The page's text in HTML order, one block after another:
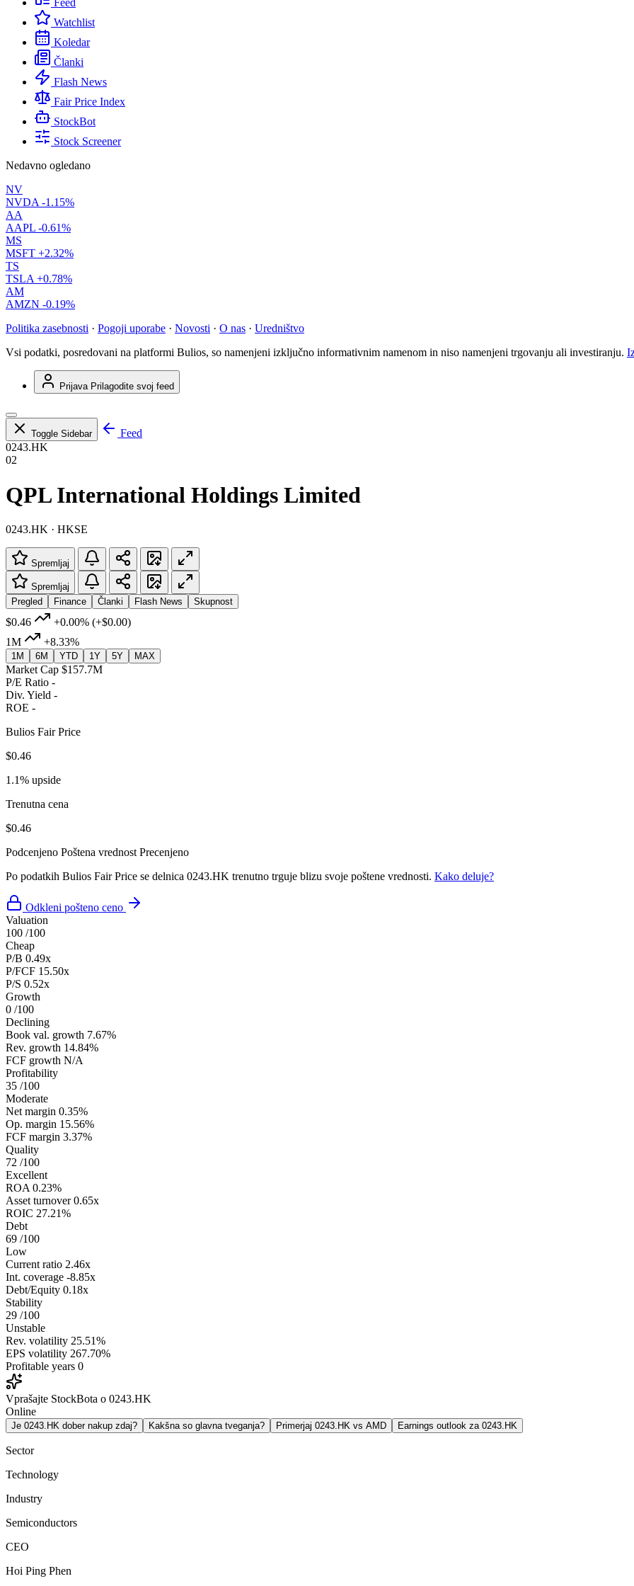
Feed
Watchlist
Koledar
Članki
Flash News
Fair Price Index
StockBot
Stock Screener
Nedavno ogledano
NV
NVDA -1.15%
AA
AAPL -0.61%
MS
MSFT +2.32%
TS
TSLA +0.78%
AM
AMZN -0.19%
Politika zasebnosti · Pogoji uporabe · Novosti · O nas · Uredništvo
Vsi podatki, posredovani na platformi Bulios, so namenjeni izključno informativnim namenom in niso namenjeni trgovanju ali investiranju.
Prijava Prilagodite svoj feed
Toggle Sidebar
Feed
0243.HK
02
QPL International Holdings Limited
0243.HK · HKSE
Spremljaj
Spremljaj
Pregled
Finance Članki Flash News Skupnost
$0.46 +0.00% (+$0.00)
1M
+8.33%
1M 6M YTD 1Y 5Y MAX
Market Cap $157.7M
P/E Ratio -
Div. Yield -
ROE -
Bulios Fair Price
$0.46
1.1% upside
Trenutna cena
$0.46
Podcenjeno Poštena vrednost Precenjeno
Po podatkih Bulios Fair Price se delnica 0243.HK trenutno trguje blizu svoje poštene vrednosti. Kako deluje?
Odkleni pošteno ceno
Valuation
100 /100
Cheap
P/B 0.49x
P/FCF 15.50x
P/S 0.52x
Growth
0 /100
Declining
Book val. growth 7.67%
Rev. growth 14.84%
FCF growth N/A
Profitability
35 /100
Moderate
Net margin 0.35%
Op. margin 15.56%
FCF margin 3.37%
Quality
72 /100
Excellent
ROA 0.23%
Asset turnover 0.65x
ROIC 27.21%
Debt
69 /100
Low
Current ratio 2.46x
Int. coverage -8.85x
Debt/Equity 0.18x
Stability
29 /100
Unstable
Rev. volatility 25.51%
EPS volatility 267.70%
Profitable years 0
Vprašajte StockBota o 0243.HK
Online
Je 0243.HK dober nakup zdaj? Kakšna so glavna tveganja? Primerjaj 0243.HK vs AMD Earnings outlook za 0243.HK
Sector
Technology
Industry
Semiconductors
CEO
Hoi Ping Phen